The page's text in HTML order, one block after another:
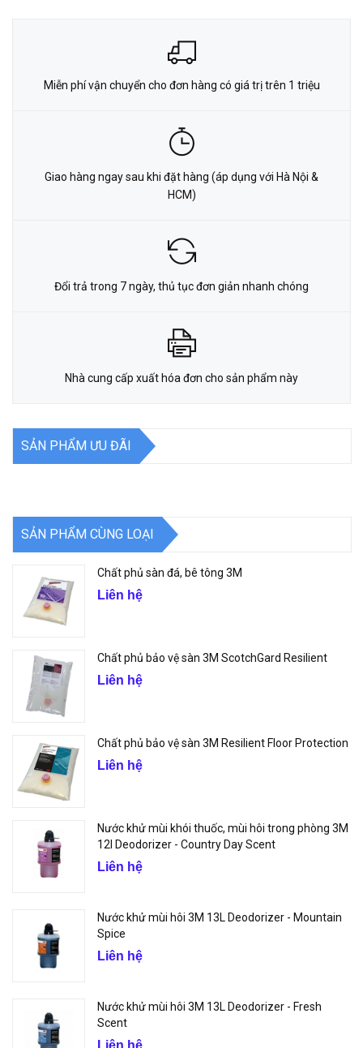
Miễn phí vận chuyển cho đơn hàng có giá trị trên 1 triệu
Giao hàng ngay sau khi đặt hàng (áp dụng với Hà Nội &
HCM)
Đổi trả trong 7 ngày, thủ tục đơn giản nhanh chóng
Nhà cung cấp xuất hóa đơn cho sản phẩm này
SẢN PHẨM ƯU ĐÃI
SẢN PHẨM CÙNG LOẠI
Chất phủ sàn đá, bê tông 3M
Liên hệ
Chất phủ bảo vệ sàn 3M ScotchGard Resilient
Liên hệ
Chất phủ bảo vệ sàn 3M Resilient Floor Protection
Liên hệ
Nước khử mùi khói thuốc, mùi hôi trong phòng 3M
12l Deodorizer - Country Day Scent
Liên hệ
Nước khử mùi hôi 3M 13L Deodorizer - Mountain
Spice
Liên hệ
Nước khử mùi hôi 3M 13L Deodorizer - Fresh
Scent
Liên hệ